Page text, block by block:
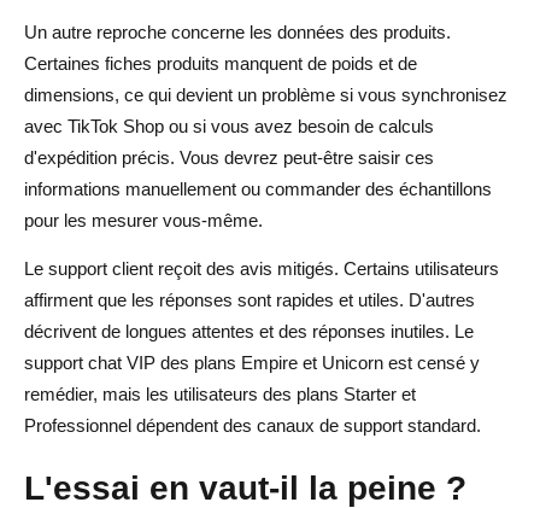
Un autre reproche concerne les données des produits.
Certaines fiches produits manquent de poids et de
dimensions, ce qui devient un problème si vous synchronisez
avec TikTok Shop ou si vous avez besoin de calculs
d'expédition précis. Vous devrez peut-être saisir ces
informations manuellement ou commander des échantillons
pour les mesurer vous-même.
Le support client reçoit des avis mitigés. Certains utilisateurs
affirment que les réponses sont rapides et utiles. D'autres
décrivent de longues attentes et des réponses inutiles. Le
support chat VIP des plans Empire et Unicorn est censé y
remédier, mais les utilisateurs des plans Starter et
Professionnel dépendent des canaux de support standard.
L'essai en vaut-il la peine ?